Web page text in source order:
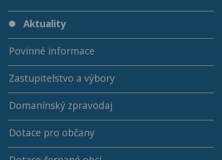
Aktuality
Povinné informace
Zastupitelstvo a výbory
Programy a usnesení ZO
Archív programů a usnesení ZO
Domanínský zpravodaj
Archiv Domanínského zpravodaje
Dotace pro občany